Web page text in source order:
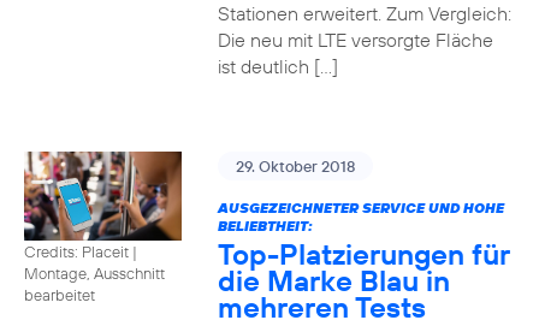
Stationen erweitert. Zum Vergleich:
Die neu mit LTE versorgte Fläche
ist deutlich […]
Credits: Placeit |
Montage, Ausschnitt
bearbeitet
29. Oktober 2018
AUSGEZEICHNETER SERVICE UND HOHE
BELIEBTHEIT:
Top-Platzierungen für
die Marke Blau in
mehreren Tests